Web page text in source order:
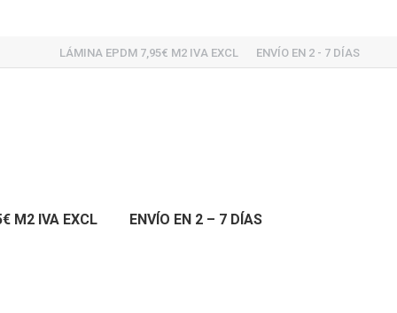
LÁMINA EPDM 7,95€ M2 IVA EXCL ENVÍO EN 2 - 7 DÍAS
M2 IVA EXCL ENVÍO EN 2 – 7 DÍAS